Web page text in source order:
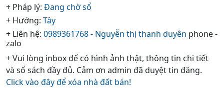
+ Pháp lý: Đang chờ sổ
+ Hướng: Tây
+ Liên hệ: 0989361768 - Nguyễn thị thanh duyên phone -
zalo
+ Vui lòng inbox để có hình ảnh thật, thông tin chi tiết
và sổ sách đầy đủ. Cảm ơn admin đã duyệt tin đăng.
Click vào đây để xóa nhà đất bán!